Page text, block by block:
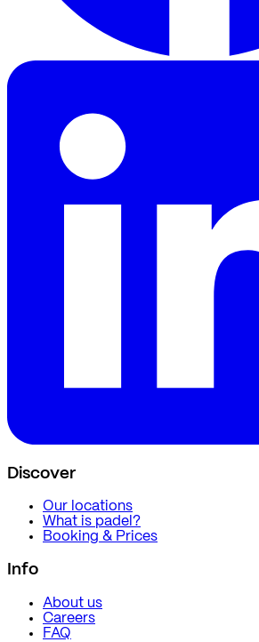
Discover
Our locations
What is padel?
Booking & Prices
Info
About us
Careers
FAQ